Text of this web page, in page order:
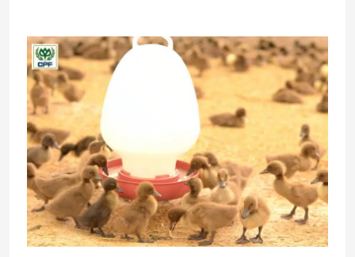
โซลูชั่น
ไฮเทค
เพื่อ
ความ
ยั่งยืน
ประสิทธิภาพ
สูงสุด
ตอบ